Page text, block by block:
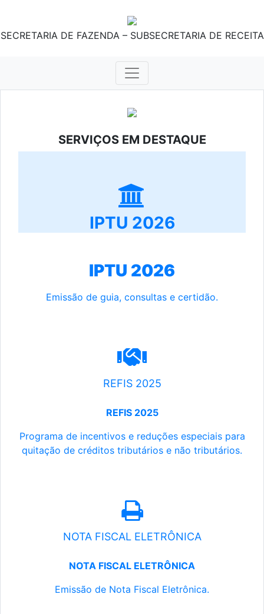
SECRETARIA DE FAZENDA – SUBSECRETARIA DE RECEITA
SERVIÇOS EM DESTAQUE
IPTU 2026
IPTU 2026
Emissão de guia, consultas e certidão.
REFIS 2025
REFIS 2025
Programa de incentivos e reduções especiais para
quitação de créditos tributários e não tributários.
NOTA FISCAL ELETRÔNICA
NOTA FISCAL ELETRÔNICA
Emissão de Nota Fiscal Eletrônica.